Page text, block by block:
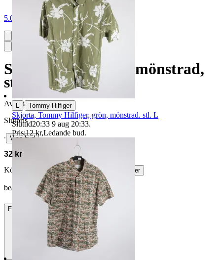
5.0
Skjorta, Chubbies, mönstrad,
stl. L
Avslutad 14 jun 18:25
Slutpris
∙ Visa bud
32 kr
Köparskydd är valfritt hos företag.
Läs mer
beatamarta79 vann auktionen
Frakt 84 kr DSV
| Tommy Hilfiger
Skjorta, Tommy Hilfiger, grön, mönstrad. stl. L
Sluttid20:33 9 aug 20:33.
Pris:12 kr,Ledande bud.